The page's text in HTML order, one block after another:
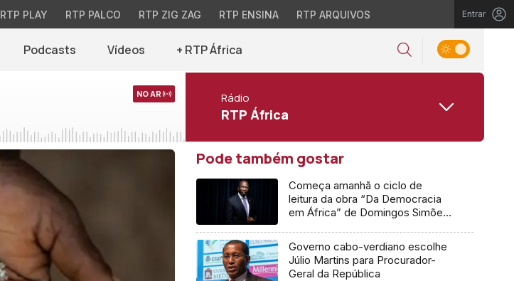
RTP PLAY RTP PALCO RTP ZIG ZAG RTP ENSINA RTP ARQUIVOS Entrar
Podcasts Vídeos + RTP África
NO AR Rádio
RTP África
Pode também gostar
Começa amanhã o ciclo de
leitura da obra “Da Democracia
em África” de Domingos Simões
Governo cabo-verdiano escolhe
Júlio Martins para Procurador-
Geral da República